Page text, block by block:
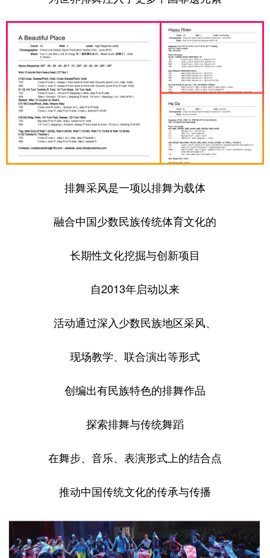
排舞采风是一项以排舞为载体
融合中国少数民族传统体育文化的
长期性文化挖掘与创新项目
自2013年启动以来
活动通过深入少数民族地区采风、
现场教学、联合演出等形式
创编出有民族特色的排舞作品
探索排舞与传统舞蹈
在舞步、音乐、表演形式上的结合点
推动中国传统文化的传承与传播